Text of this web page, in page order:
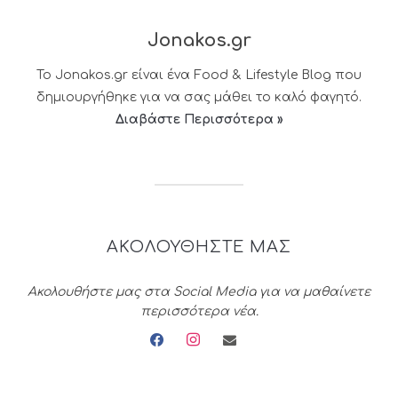
Jonakos.gr
Το Jonakos.gr είναι ένα Food & Lifestyle Blog που
δημιουργήθηκε για να σας μάθει το καλό φαγητό.
Διαβάστε Περισσότερα »
ΑΚΟΛΟΥΘΗΣΤΕ ΜΑΣ
Ακολουθήστε μας στα Social Media για να μαθαίνετε
περισσότερα νέα.
facebookinstagramenvelope